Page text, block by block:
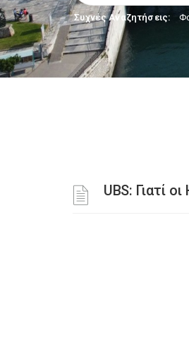
Συχνές Αναζητήσεις:
UBS: Γιατί